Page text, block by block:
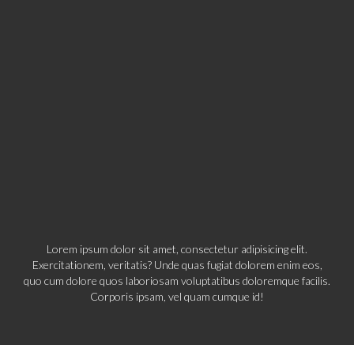
Lorem ipsum dolor sit amet, consectetur adipisicing elit.
Exercitationem, veritatis? Unde quas fugiat dolorem enim eos,
quo cum dolore quos laboriosam voluptatibus doloremque facilis.
Corporis ipsam, vel quam cumque id!